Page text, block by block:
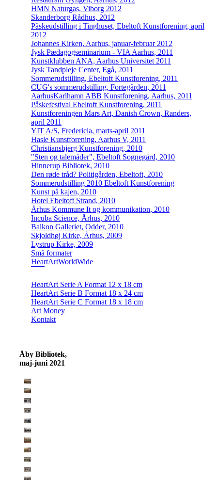
HMN Naturgas, Viborg 2012
Skanderborg Rådhus, 2012
Påskeudstilling i Tinghuset, Ebeltoft Kunstforening, april
2012
Johannes Kirken, Aarhus, januar-februar 2012
Jysk Pædagogseminarium - VIA Aarhus, 2011
Kunstklubben ANA, Aarhus Universitet 2011
Jysk Tandpleje Center, Egå, 2011
Sommerudstilling, Ebeltoft Kunstforening, 2011
CUG's sommerudstilling, Fortegården, 2011
AarhusKarlhamn ABB Kunstforening, Aarhus, 2011
Påskefestival Ebeltoft Kunstforening, 2011
Kunstforeningen Mars Art, Danish Crown, Randers,
april 2011
YIT A/S, Fredericia, marts-april 2011
Hasle Kunstforening, Aarhus V, 2011
Christiansbjerg Kunstforening, 2010
"Sten og talemåder", Ebeltoft Sognegård, 2010
Hinnerup Bibliotek, 2010
Den røde tråd? Politigården, Ebeltoft, 2010
Sommerudstilling 2010 Ebeltoft Kunstforening
Kunst på kajen, 2010
Hotel Ebeltoft Strand, 2010
Århus Kommune It og kommunikation, 2010
Incuba Science, Århus, 2010
Balkon Galleriet, Odder, 2010
Skjoldhøj Kirke, Århus, 2009
Lystrup Kirke, 2009
Små formater
HeartArtWorldWide
HeartArt Serie A Format 12 x 18 cm
HeartArt Serie B Format 18 x 24 cm
HeartArt Serie C Format 18 x 18 cm
Art Money
Kontakt
Åby Bibliotek,
maj-juni 2021